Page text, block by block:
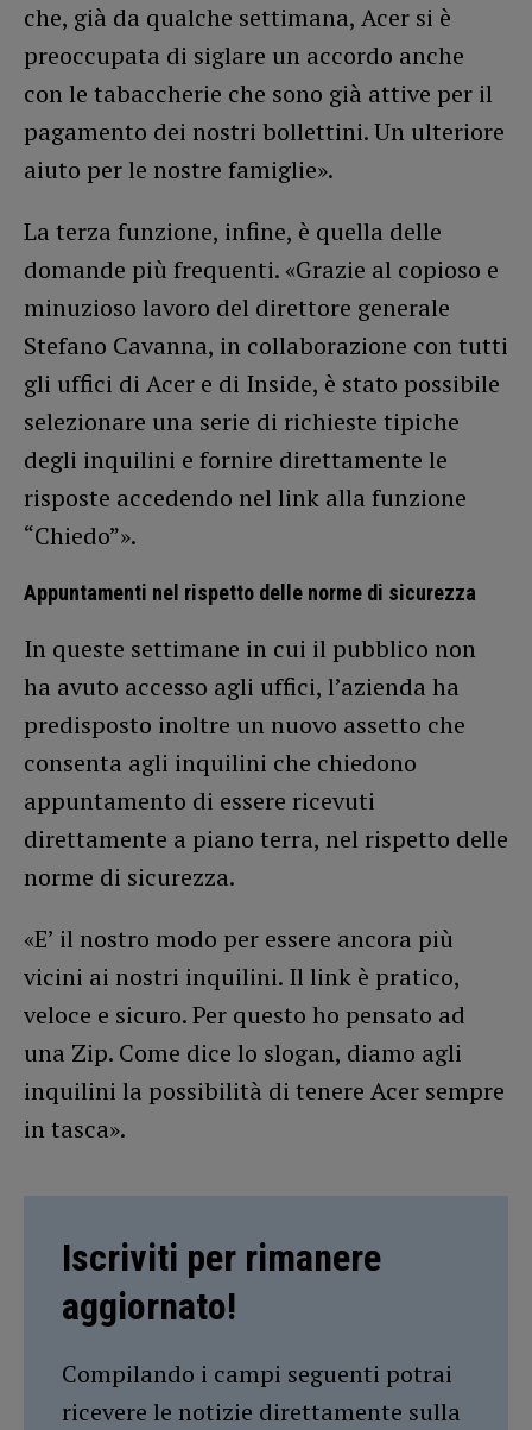
che, già da qualche settimana, Acer si è
preoccupata di siglare un accordo anche
con le tabaccherie che sono già attive per il
pagamento dei nostri bollettini. Un ulteriore
aiuto per le nostre famiglie».
La terza funzione, infine, è quella delle
domande più frequenti. «Grazie al copioso e
minuzioso lavoro del direttore generale
Stefano Cavanna, in collaborazione con tutti
gli uffici di Acer e di Inside, è stato possibile
selezionare una serie di richieste tipiche
degli inquilini e fornire direttamente le
risposte accedendo nel link alla funzione
“Chiedo”».
Appuntamenti nel rispetto delle norme di sicurezza
In queste settimane in cui il pubblico non
ha avuto accesso agli uffici, l’azienda ha
predisposto inoltre un nuovo assetto che
consenta agli inquilini che chiedono
appuntamento di essere ricevuti
direttamente a piano terra, nel rispetto delle
norme di sicurezza.
«E’ il nostro modo per essere ancora più
vicini ai nostri inquilini. Il link è pratico,
veloce e sicuro. Per questo ho pensato ad
una Zip. Come dice lo slogan, diamo agli
inquilini la possibilità di tenere Acer sempre
in tasca».
Iscriviti per rimanere
aggiornato!
Compilando i campi seguenti potrai
ricevere le notizie direttamente sulla